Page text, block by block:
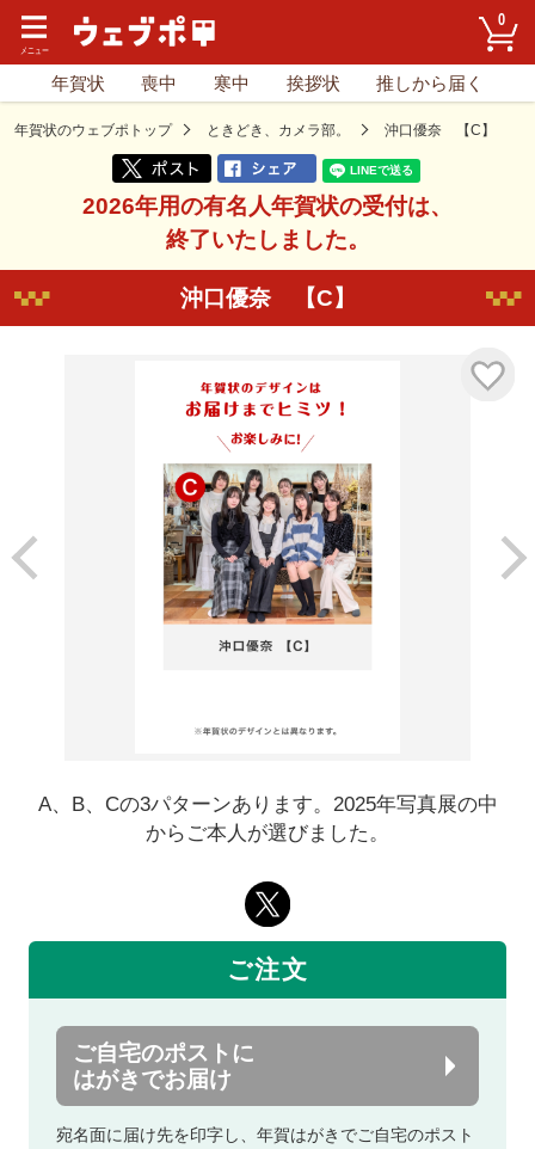
0
年賀状 喪中 寒中 挨拶状 推しから届く
年賀状のウェブポトップ ときどき、カメラ部。 沖口優奈 【C】
2026年用の有名人年賀状の受付は、
終了いたしました。
沖口優奈 【C】
A、B、Cの3パターンあります。2025年写真展の中
からご本人が選びました。
ご注文
ご自宅のポストに
はがきでお届け
宛名面に届け先を印字し、年賀はがきでご自宅のポスト